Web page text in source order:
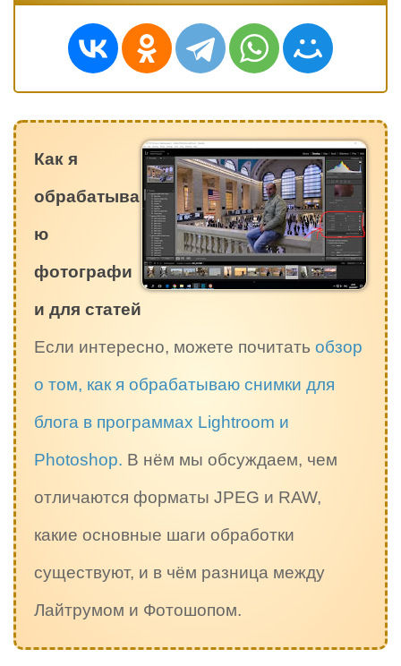
Как я
обрабатыва
ю
фотографи
и для статей
Если интересно, можете почитать обзор
о том, как я обрабатываю снимки для
блога в программах Lightroom и
Photoshop. В нём мы обсуждаем, чем
отличаются форматы JPEG и RAW,
какие основные шаги обработки
существуют, и в чём разница между
Лайтрумом и Фотошопом.